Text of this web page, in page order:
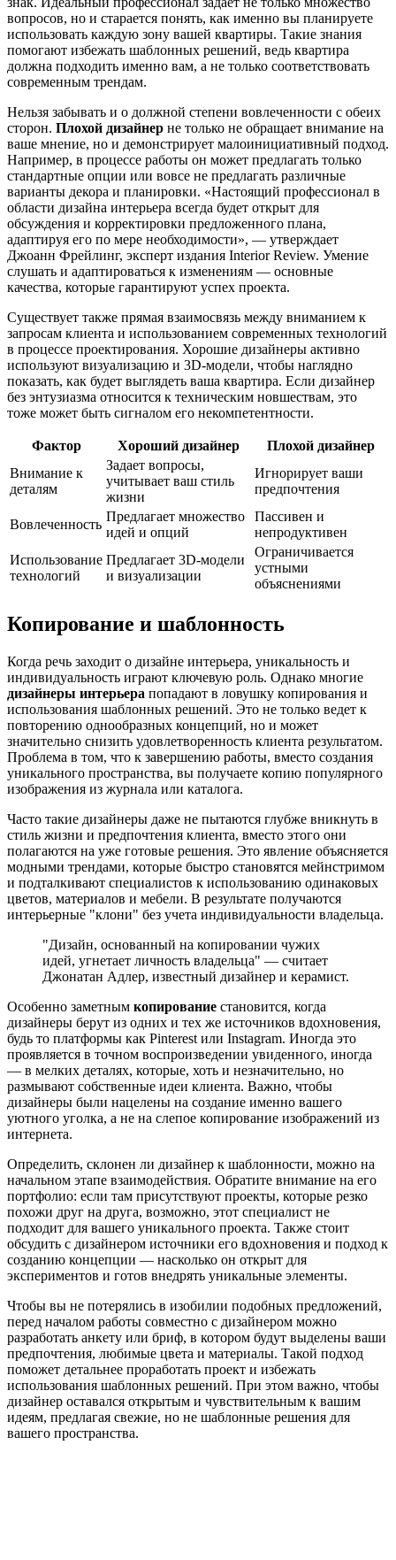
вопросов, но и старается понять, как именно вы планируете
использовать каждую зону вашей квартиры. Такие знания
помогают избежать шаблонных решений, ведь квартира
должна подходить именно вам, а не только соответствовать
современным трендам.
Нельзя забывать и о должной степени вовлеченности с обеих
сторон. Плохой дизайнер не только не обращает внимание на
ваше мнение, но и демонстрирует малоинициативный подход.
Например, в процессе работы он может предлагать только
стандартные опции или вовсе не предлагать различные
варианты декора и планировки. «Настоящий профессионал в
области дизайна интерьера всегда будет открыт для
обсуждения и корректировки предложенного плана,
адаптируя его по мере необходимости», — утверждает
Джоанн Фрейлинг, эксперт издания Interior Review. Умение
слушать и адаптироваться к изменениям — основные
качества, которые гарантируют успех проекта.
Существует также прямая взаимосвязь между вниманием к
запросам клиента и использованием современных технологий
в процессе проектирования. Хорошие дизайнеры активно
используют визуализацию и 3D-модели, чтобы наглядно
показать, как будет выглядеть ваша квартира. Если дизайнер
без энтузиазма относится к техническим новшествам, это
тоже может быть сигналом его некомпетентности.
Фактор Хороший дизайнер
Плохой дизайнер
Внимание к
деталям
Задает вопросы,
учитывает ваш стиль
жизни
Игнорирует ваши
предпочтения
Вовлеченность
Предлагает множество
идей и опций
Пассивен и
непродуктивен
Использование
технологий
Предлагает 3D-модели
и визуализации
Ограничивается
устными
объяснениями
Копирование и шаблонность
Когда речь заходит о дизайне интерьера, уникальность и
индивидуальность играют ключевую роль. Однако многие
дизайнеры интерьера попадают в ловушку копирования и
использования шаблонных решений. Это не только ведет к
повторению однообразных концепций, но и может
значительно снизить удовлетворенность клиента результатом.
Проблема в том, что к завершению работы, вместо создания
уникального пространства, вы получаете копию популярного
изображения из журнала или каталога.
Часто такие дизайнеры даже не пытаются глубже вникнуть в
стиль жизни и предпочтения клиента, вместо этого они
полагаются на уже готовые решения. Это явление объясняется
модными трендами, которые быстро становятся мейнстримом
и подталкивают специалистов к использованию одинаковых
цветов, материалов и мебели. В результате получаются
интерьерные "клони" без учета индивидуальности владельца.
"Дизайн, основанный на копировании чужих
идей, угнетает личность владельца" — считает
Джонатан Адлер, известный дизайнер и керамист.
Особенно заметным копирование становится, когда
дизайнеры берут из одних и тех же источников вдохновения,
будь то платформы как Pinterest или Instagram. Иногда это
проявляется в точном воспроизведении увиденного, иногда
— в мелких деталях, которые, хоть и незначительно, но
размывают собственные идеи клиента. Важно, чтобы
дизайнеры были нацелены на создание именно вашего
уютного уголка, а не на слепое копирование изображений из
интернета.
Определить, склонен ли дизайнер к шаблонности, можно на
начальном этапе взаимодействия. Обратите внимание на его
портфолио: если там присутствуют проекты, которые резко
похожи друг на друга, возможно, этот специалист не
подходит для вашего уникального проекта. Также стоит
обсудить с дизайнером источники его вдохновения и подход к
созданию концепции — насколько он открыт для
экспериментов и готов внедрять уникальные элементы.
Чтобы вы не потерялись в изобилии подобных предложений,
перед началом работы совместно с дизайнером можно
разработать анкету или бриф, в котором будут выделены ваши
предпочтения, любимые цвета и материалы. Такой подход
поможет детальнее проработать проект и избежать
использования шаблонных решений. При этом важно, чтобы
дизайнер оставался открытым и чувствительным к вашим
идеям, предлагая свежие, но не шаблонные решения для
вашего пространства.